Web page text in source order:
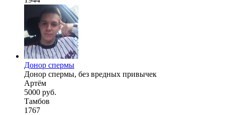
Донор спермы
Донор спермы, без вредных привычек
Артём
5000 руб.
Тамбов
1767